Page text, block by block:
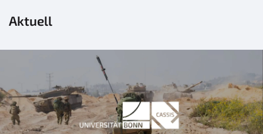
Aktuell